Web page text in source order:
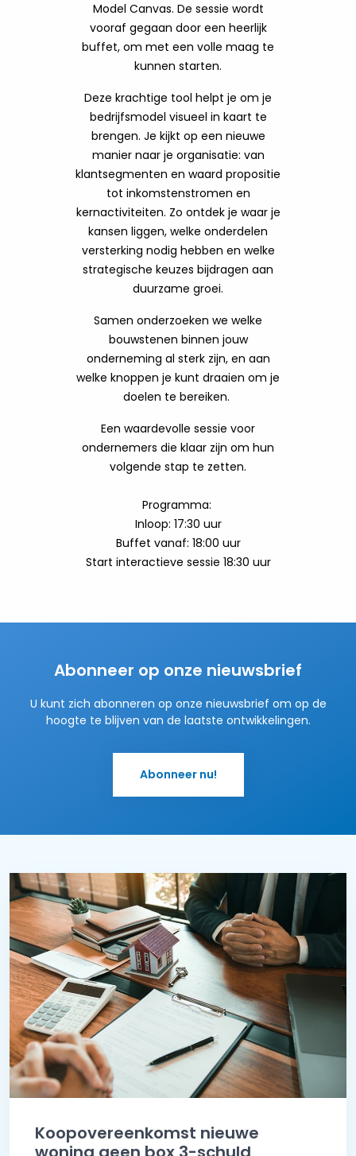
Model Canvas. De sessie wordt
vooraf gegaan door een heerlijk
buffet, om met een volle maag te
kunnen starten.
Deze krachtige tool helpt je om je
bedrijfsmodel visueel in kaart te
brengen. Je kijkt op een nieuwe
manier naar je organisatie: van
klantsegmenten en waard propositie
tot inkomstenstromen en
kernactiviteiten. Zo ontdek je waar je
kansen liggen, welke onderdelen
versterking nodig hebben en welke
strategische keuzes bijdragen aan
duurzame groei.
Samen onderzoeken we welke
bouwstenen binnen jouw
onderneming al sterk zijn, en aan
welke knoppen je kunt draaien om je
doelen te bereiken.
Een waardevolle sessie voor
ondernemers die klaar zijn om hun
volgende stap te zetten.
Programma:
Inloop: 17:30 uur
Buffet vanaf: 18:00 uur
Start interactieve sessie 18:30 uur
Abonneer op onze nieuwsbrief
U kunt zich abonneren op onze nieuwsbrief om op de
hoogte te blijven van de laatste ontwikkelingen.
Abonneer nu!
Koopovereenkomst nieuwe